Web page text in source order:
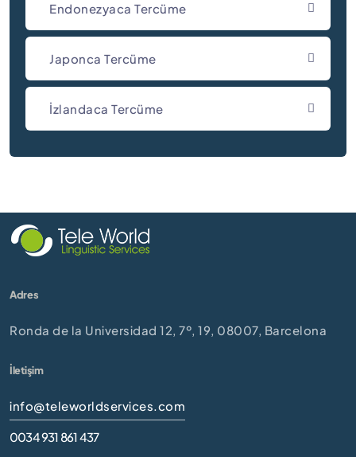
Endonezyaca Tercüme
Japonca Tercüme
İzlandaca Tercüme
Adres
Ronda de la Universidad 12, 7º, 19, 08007, Barcelona
İletişim
info@teleworldservices.com
0034 931 861 437